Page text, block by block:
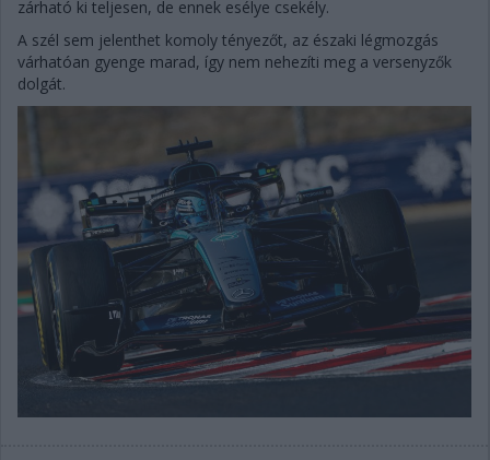
zárható ki teljesen, de ennek esélye csekély.
A szél sem jelenthet komoly tényezőt, az északi légmozgás
várhatóan gyenge marad, így nem nehezíti meg a versenyzők
dolgát.